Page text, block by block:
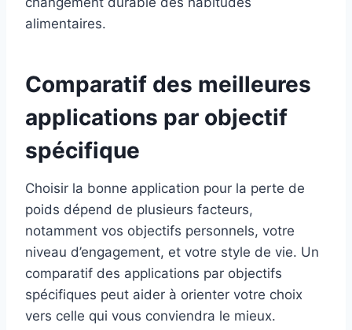
alimentaires.
Comparatif des meilleures
applications par objectif
spécifique
Choisir la bonne application pour la perte de
poids dépend de plusieurs facteurs,
notamment vos objectifs personnels, votre
niveau d’engagement, et votre style de vie. Un
comparatif des applications par objectifs
spécifiques peut aider à orienter votre choix
vers celle qui vous conviendra le mieux.